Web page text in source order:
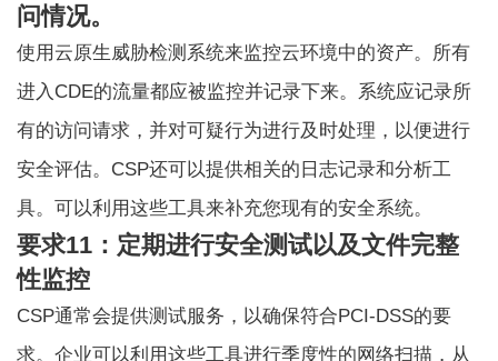
问情况。
使用云原生威胁检测系统来监控云环境中的资产。所有
进入CDE的流量都应被监控并记录下来。系统应记录所
有的访问请求，并对可疑行为进行及时处理，以便进行
安全评估。CSP还可以提供相关的日志记录和分析工
具。可以利用这些工具来补充您现有的安全系统。
要求11：定期进行安全测试以及文件完整
性监控
CSP通常会提供测试服务，以确保符合PCI-DSS的要
求。企业可以利用这些工具进行季度性的网络扫描，从